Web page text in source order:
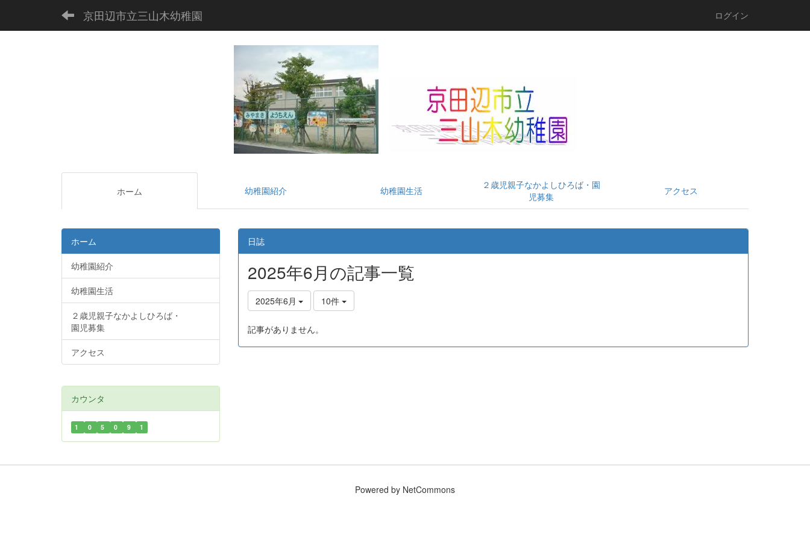
京田辺市立三山木幼稚園 ログイン
ホーム 幼稚園紹介 幼稚園生活
２歳児親子なかよしひろば・園
児募集
アクセス
日誌
2025年6月の記事一覧
2025年6月 10件
記事がありません。
ホーム
幼稚園紹介
幼稚園生活
２歳児親子なかよしひろば・
園児募集
アクセス
カウンタ
1 0 5 0 9 1
Powered by NetCommons